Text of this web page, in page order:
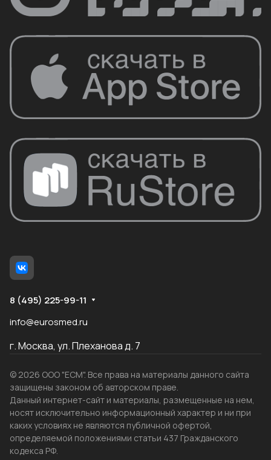
8 (495) 225-99-11
info@eurosmed.ru
г. Москва, ул. Плеханова д. 7
© 2026 ООО "ЕСМ". Все права на материалы данного сайта
защищены законом об авторском праве.
Данный интернет-сайт и материалы, размещенные на нем,
носят исключительно информационный характер и ни при
каких условиях не являются публичной офертой,
определяемой положениями статьи 437 Гражданского
кодекса РФ.